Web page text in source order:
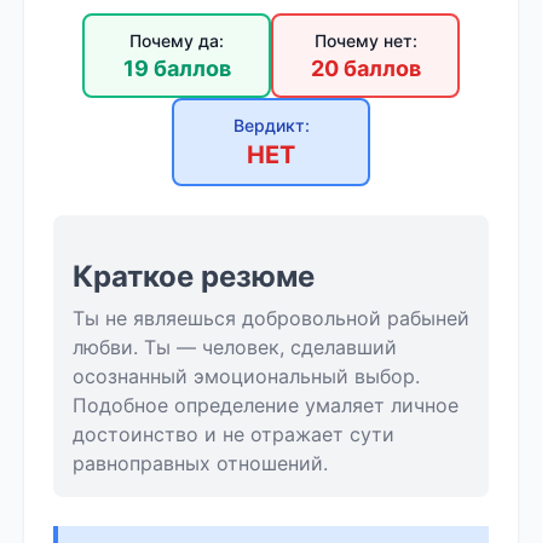
Почему да:
19 баллов
Почему нет:
20 баллов
Вердикт:
НЕТ
Краткое резюме
Ты не являешься добровольной рабыней
любви. Ты — человек, сделавший
осознанный эмоциональный выбор.
Подобное определение умаляет личное
достоинство и не отражает сути
равноправных отношений.